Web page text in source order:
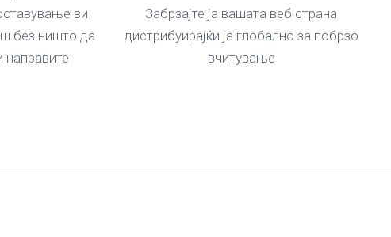
ви
без ништо да
направите
Забрзајте ја вашата веб страна
дистрибуирајќи ја глобално за побрзо
вчитување